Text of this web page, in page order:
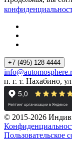
+7 (495) 128 4444
п. г. т. Нахабино,
© 2015-2026
Пользовательское